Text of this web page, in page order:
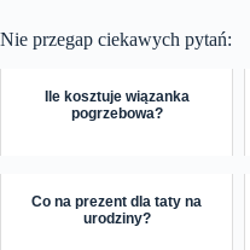
Nie przegap ciekawych pytań:
Ile kosztuje wiązanka
pogrzebowa?
Co na prezent dla taty na
urodziny?